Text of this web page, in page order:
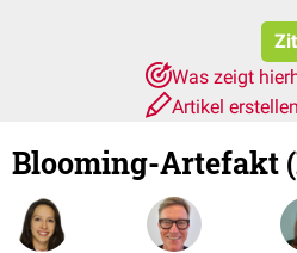
Was zeigt
Artikel erstellen
Blooming-Artefakt